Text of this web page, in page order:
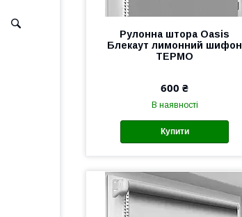
Рулонна штора Oasis
Блекаут лимонний шифон
ТЕРМО
600 ₴
В наявності
Купити